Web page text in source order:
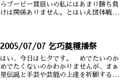
らブービー賞狙いの私にはあまり勝ち負
けは関係ありません。とはいえ団体戦っ
だったはずですが、私の居場(以下 本文
2005/07/07 乞巧奠種播祭
はい、今日は七夕です。 めでたいのか
めでたくないのかわかりませんが、まぁ
星伝説と手芸や芸能の上達を祈願する中